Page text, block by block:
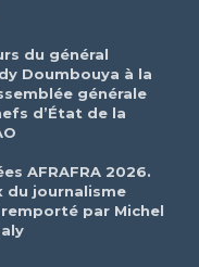
du général
Doumbouya à la
générale
d’État de la
AFRAFRA 2026.
du journalisme
par Michel